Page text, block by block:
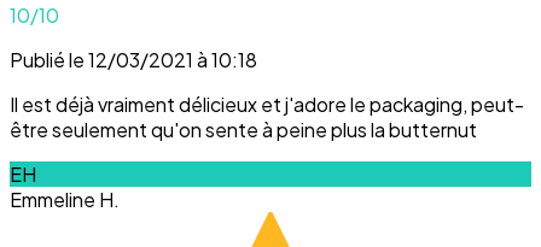
10/10
Publié le 12/03/2021 à 10:18
Il est déjà vraiment délicieux et j'adore le packaging, peut-
être seulement qu'on sente à peine plus la butternut
EH
Emmeline H.